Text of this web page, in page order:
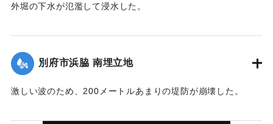
外堀の下水が氾濫して浸水した。
｜固有コード:00363005
別府市浜脇 南埋立地
激しい波のため、200メートルあまりの堤防が崩壊した。
｜固有コード:00363006